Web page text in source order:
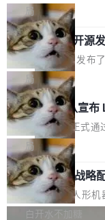
驱动你去学 CuTe，
er++ 优化所淹没，足
键的是 FA2 的持久性
也为产业链企业探索
的空间。 8月14日，
（OHDD：
r Day）将在杭州启航
链企业和开发者，邀
问，围绕开源鸿蒙技
配、功耗与稳定性调
等内容展开系统讲解
步了解开源鸿蒙在智能
模服务降级，Actions
webhook 停发，连自
障无法工作。Pages
opilot coding agent
恢复，大约 12 小时
起事故，其中四起与
Hub 员工 kdaigle 在
据：2025 年全年 10
2.75 亿次，全年预计
局
Prime Agent 开源
进的编程 Agent，
专家基线
Prime Intellect 发布
的编程 Agent
象：Recursive
ontinual Harness。
上，Prime Agent +
5% RHAE Best@1，
家基线 95.4%。 不是
器 Prime Agent 的架
agent 有本质区别。
计是基于早期模型的
局
Rust 项目团队宣布
止，但你要承认哪
Rust 语言项目正式通
覆盖 rust-lang/rust
是项目级别的官方立
但它可能是主流开源
细致的一份规则。 政
可以用来分析、提炼
局
宇树科技 IPO 战略
ek 获配 93.3 万股
8月6日晚间，“人形机
有限公司披露IPO发
白开水不加糖